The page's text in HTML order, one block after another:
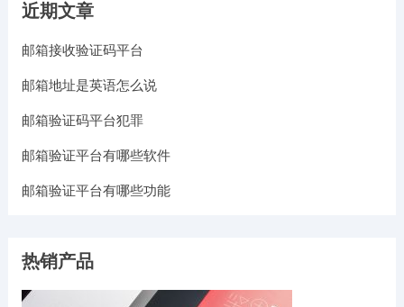
近期文章
邮箱接收验证码平台
邮箱地址是英语怎么说
邮箱验证码平台犯罪
邮箱验证平台有哪些软件
邮箱验证平台有哪些功能
热销产品